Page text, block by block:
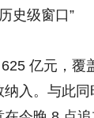
史级窗口”
亿元，
入。与此